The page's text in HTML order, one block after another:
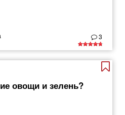
3
овощи и зелень?